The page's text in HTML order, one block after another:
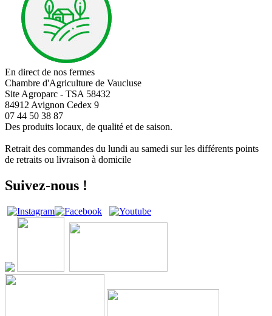
En direct de nos fermes
Chambre d'Agriculture de Vaucluse
Site Agroparc - TSA 58432
84912 Avignon Cedex 9
07 44 50 38 87
Des produits locaux, de qualité et de saison.
Retrait des commandes du lundi au samedi sur les différents points
de retraits ou livraison à domicile
Suivez-nous !